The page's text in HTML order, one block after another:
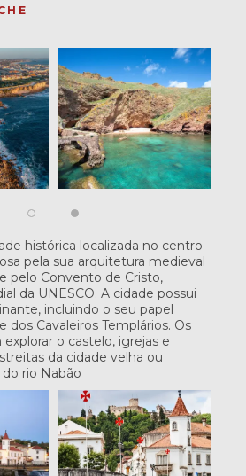
histórica localizada no centro
pela sua arquitetura medieval
pelo Convento de Cristo,
da UNESCO. A cidade possui
incluindo o seu papel
dos Cavaleiros Templários. Os
o castelo, igrejas e
da cidade velha ou
rio Nabão